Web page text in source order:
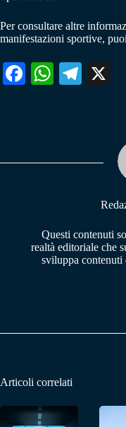
Per consultare altre
manifestazioni sportive,
Fa W
pp
Te
m
Questi contenuti
realtà editoriale che
sviluppa
Articoli correlati